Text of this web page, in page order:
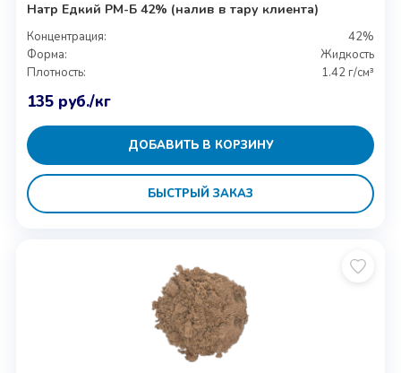
Натр Едкий РМ-Б 42% (налив в тару клиента)
Концентрация:
42%
Форма:
Жидкость
Плотность:
1.42 г/см³
135 руб./кг
ДОБАВИТЬ В КОРЗИНУ
БЫСТРЫЙ ЗАКАЗ